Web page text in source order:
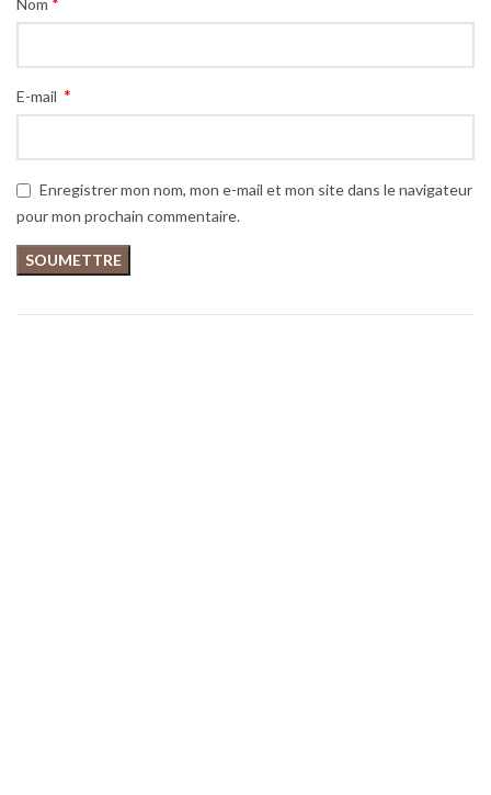
E-mail *
Enregistrer mon nom, mon e-mail et mon site dans le navigateur
pour mon prochain commentaire.